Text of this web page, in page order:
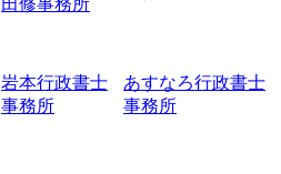
田修事務所
岩本行政書士
事務所
あすなろ行政書士
事務所